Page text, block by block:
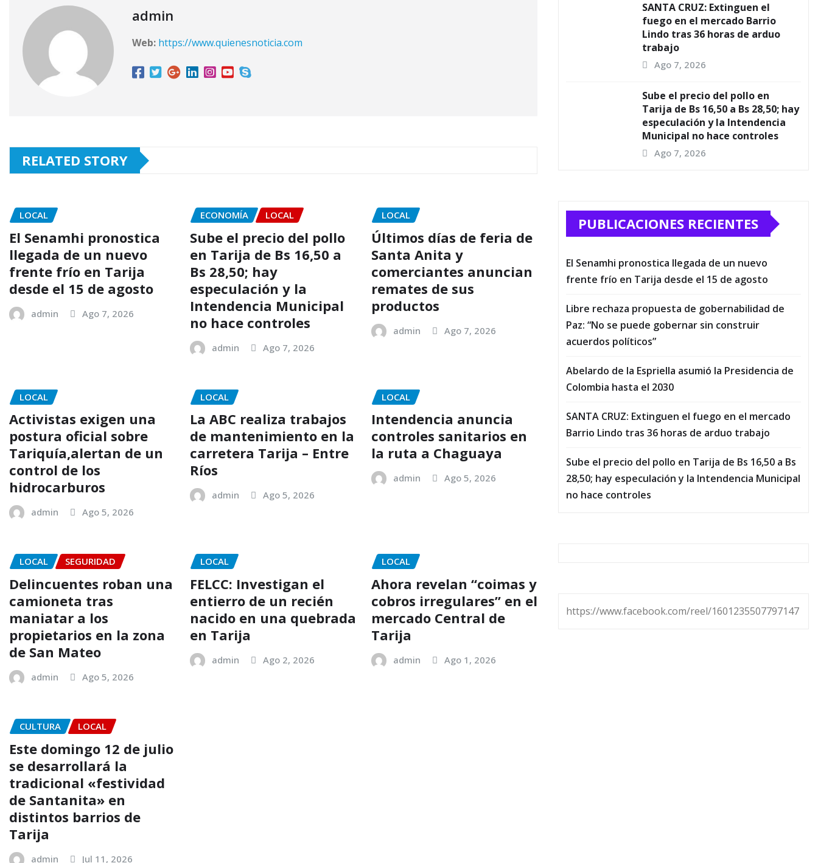
admin
Web: https://www.quienesnoticia.com
RELATED STORY
LOCAL
El Senamhi pronostica
llegada de un nuevo
frente frío en Tarija
desde el 15 de agosto
admin Ago 7, 2026
ECONOMÍA LOCAL
Sube el precio del pollo
en Tarija de Bs 16,50 a
Bs 28,50; hay
especulación y la
Intendencia Municipal
no hace controles
admin Ago 7, 2026
LOCAL
Últimos días de feria de
Santa Anita y
comerciantes anuncian
remates de sus
productos
admin Ago 7, 2026
LOCAL
Activistas exigen una
postura oficial sobre
Tariquía,alertan de un
control de los
hidrocarburos
admin Ago 5, 2026
LOCAL
La ABC realiza trabajos
de mantenimiento en la
carretera Tarija – Entre
Ríos
admin Ago 5, 2026
LOCAL
Intendencia anuncia
controles sanitarios en
la ruta a Chaguaya
admin Ago 5, 2026
LOCAL SEGURIDAD
Delincuentes roban una
camioneta tras
maniatar a los
propietarios en la zona
de San Mateo
admin Ago 5, 2026
LOCAL
FELCC: Investigan el
entierro de un recién
nacido en una quebrada
en Tarija
admin Ago 2, 2026
LOCAL
Ahora revelan “coimas y
cobros irregulares” en el
mercado Central de
Tarija
admin Ago 1, 2026
CULTURA LOCAL
Este domingo 12 de julio
se desarrollará la
tradicional «festividad
de Santanita» en
distintos barrios de
Tarija
admin Jul 11, 2026
SANTA CRUZ: Extinguen el
fuego en el mercado Barrio
Lindo tras 36 horas de arduo
trabajo
Ago 7, 2026
Sube el precio del pollo en
Tarija de Bs 16,50 a Bs 28,50; hay
especulación y la Intendencia
Municipal no hace controles
Ago 7, 2026
PUBLICACIONES RECIENTES
El Senamhi pronostica llegada de un nuevo
frente frío en Tarija desde el 15 de agosto
Libre rechaza propuesta de gobernabilidad de
Paz: “No se puede gobernar sin construir
acuerdos políticos”
Abelardo de la Espriella asumió la Presidencia de
Colombia hasta el 2030
SANTA CRUZ: Extinguen el fuego en el mercado
Barrio Lindo tras 36 horas de arduo trabajo
Sube el precio del pollo en Tarija de Bs 16,50 a Bs
28,50; hay especulación y la Intendencia Municipal
no hace controles
https://www.facebook.com/reel/1601235507797147